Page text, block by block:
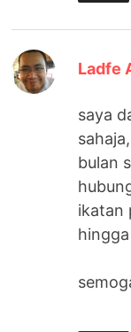
Ladfe
saya
bulan
ikatan